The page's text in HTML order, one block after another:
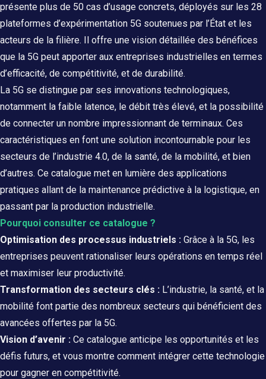
présente plus de 50 cas d’usage concrets, déployés sur les 28
plateformes d’expérimentation 5G soutenues par l’État et les
acteurs de la filière. Il offre une vision détaillée des bénéfices
que la 5G peut apporter aux entreprises industrielles en termes
d’efficacité, de compétitivité, et de durabilité.
La 5G se distingue par ses innovations technologiques,
notamment la faible latence, le débit très élevé, et la possibilité
de connecter un nombre impressionnant de terminaux. Ces
caractéristiques en font une solution incontournable pour les
secteurs de l’industrie 4.0, de la santé, de la mobilité, et bien
d’autres. Ce catalogue met en lumière des applications
pratiques allant de la maintenance prédictive à la logistique, en
passant par la production industrielle.
Pourquoi consulter ce catalogue ?
Optimisation des processus industriels : Grâce à la 5G, les
entreprises peuvent rationaliser leurs opérations en temps réel
et maximiser leur productivité.
Transformation des secteurs clés : L’industrie, la santé, et la
mobilité font partie des nombreux secteurs qui bénéficient des
avancées offertes par la 5G.
Vision d’avenir : Ce catalogue anticipe les opportunités et les
défis futurs, et vous montre comment intégrer cette technologie
pour gagner en compétitivité.